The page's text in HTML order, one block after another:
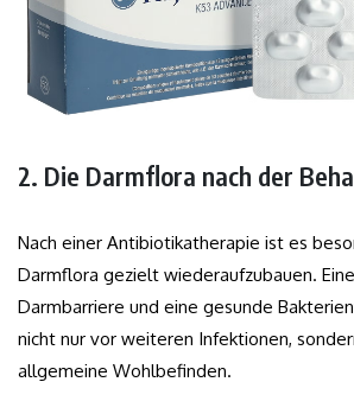
2. Die Darmflora nach der
Nach einer Antibiotikatherapie ist es
Darmflora gezielt wiederaufzubauen.
Darmbarriere und eine gesunde
nicht nur vor weiteren Infektionen,
allgemeine Wohlbefinden.